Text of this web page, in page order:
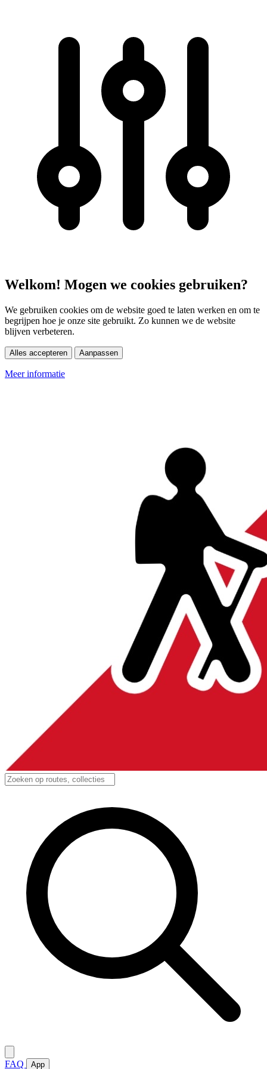
Welkom! Mogen we cookies gebruiken?
We gebruiken cookies om de website goed te laten werken en om te
begrijpen hoe je onze site gebruikt. Zo kunnen we de website
blijven verbeteren.
Alles accepteren Aanpassen
Meer informatie
FAQ App